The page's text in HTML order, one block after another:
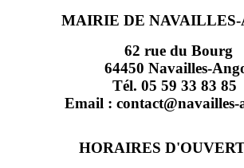
MAIRIE DE NAVAILLES-
62 rue du Bourg
64450 Navailles-
Tél. 05 59 33 83 85
Email : contact@navailles-
HORAIRES